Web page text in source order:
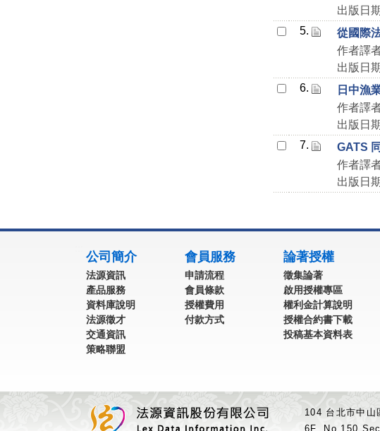
出版日
5.
從國際
作者譯
出版日
6.
日中漁
作者譯
出版日
7.
GATS
作者譯
出版日
公司簡介
法源資訊
產品服務
資料庫說明
法源徵才
交通資訊
策略聯盟
會員服務
申請流程
會員條款
授權費用
付款方式
論著授權
徵集論著
啟用授權專區
權利金計算說明
授權合約書下載
投稿基本資料表
104 台北市中